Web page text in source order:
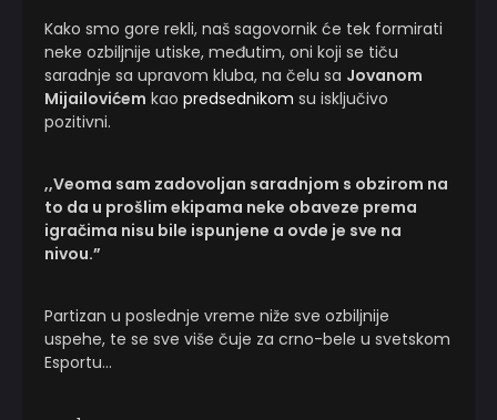
Kako smo gore rekli, naš sagovornik će tek formirati
neke ozbiljnije utiske, međutim, oni koji se tiču
saradnje sa upravom kluba, na čelu sa Jovanom
Mijailovićem kao predsednikom su isključivo
pozitivni.
,,Veoma sam zadovoljan saradnjom s obzirom na
to da u prošlim ekipama neke obaveze prema
igračima nisu bile ispunjene a ovde je sve na
nivou.”
Partizan u poslednje vreme niže sve ozbiljnije
uspehe, te se sve više čuje za crno-bele u svetskom
Esportu…